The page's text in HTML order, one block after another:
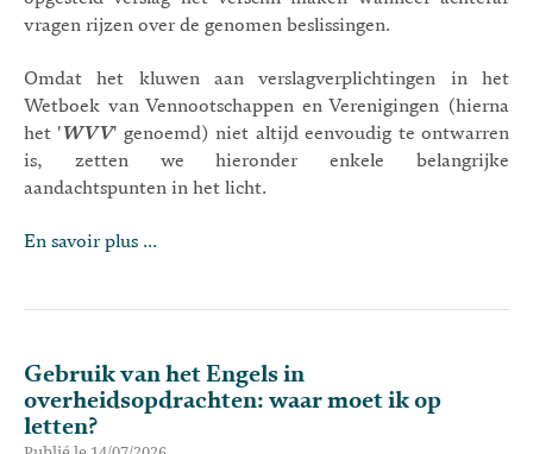
vragen rijzen over de genomen beslissingen.
Omdat het kluwen aan verslagverplichtingen in het
Wetboek van Vennootschappen en Verenigingen (hierna
het 'WVV' genoemd) niet altijd eenvoudig te ontwarren
is, zetten we hieronder enkele belangrijke
aandachtspunten in het licht.
En savoir plus ...
Gebruik van het Engels in
overheidsopdrachten: waar moet ik op
letten?